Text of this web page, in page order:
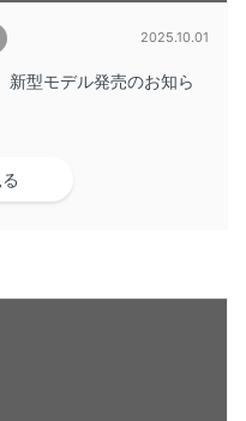
2025.10.01
型モデル発売のお知ら